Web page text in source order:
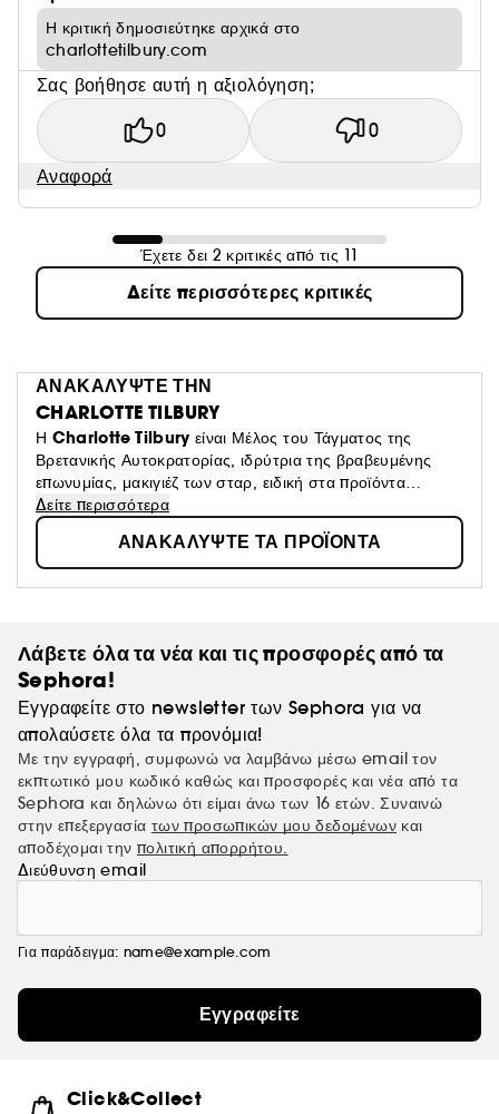
Η κριτική δημοσιεύτηκε αρχικά στο
charlottetilbury.com
Σας βοήθησε αυτή η αξιολόγηση;
0 0
Αναφορά
Έχετε δει 2 κριτικές από τις 11
Δείτε περισσότερες κριτικές
ΑΝΑΚΑΛΥΨΤΕ ΤΗΝ
CHARLOTTE TILBURY
Η Charlotte Tilbury είναι Μέλος του Τάγματος της
Βρετανικής Αυτοκρατορίας, ιδρύτρια της βραβευμένης
επωνυμίας, μακιγιέζ των σταρ, ειδική στα προϊόντα
περιποίησης προσώπου υψηλής απόδοσης + δημιουργός
καινοτόμων αρωμάτων!
Δείτε περισσότερα
ΑΝΑΚΑΛΥΨΤΕ ΤΑ ΠΡΟΪΟΝΤΑ
Λάβετε όλα τα νέα και τις προσφορές από τα
Sephora!
Εγγραφείτε στο newsletter των Sephora για να
απολαύσετε όλα τα προνόμια!
Με την εγγραφή, συμφωνώ να λαμβάνω μέσω email τον
εκπτωτικό μου κωδικό καθώς και προσφορές και νέα από τα
Sephora και δηλώνω ότι είμαι άνω των 16 ετών. Συναινώ
στην επεξεργασία των προσωπικών μου δεδομένων και
αποδέχομαι την πολιτική απορρήτου.
Διεύθυνση email
Για παράδειγμα: name@example.com
Εγγραφείτε
Click&Collect